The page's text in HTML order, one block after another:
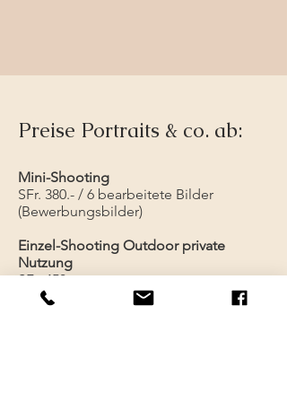
Preise Portraits & co. ab:
Mini-Shooting
SFr. 380.- / 6 bearbeitete Bilder
(Bewerbungsbilder)
Einzel-Shooting Outdoor private
Nutzung
SFr. 450.-
Inkl. sind bis zu 1h Shooting in der